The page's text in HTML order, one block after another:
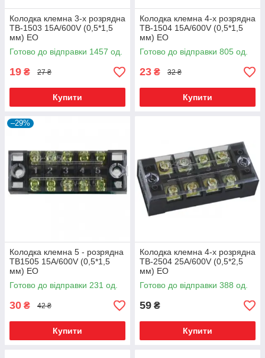
Колодка клемна 3-х розрядна
ТВ-1503 15А/600V (0,5*1,5
мм) EO
Готово до відправки 1457 од.
19 ₴ 27 ₴
Купити
Колодка клемна 4-х розрядна
ТВ-1504 15А/600V (0,5*1,5
мм) ЕО
Готово до відправки 805 од.
23 ₴ 32 ₴
Купити
–29%
Колодка клемна 5 - розрядна
ТВ1505 15А/600V (0,5*1,5
мм) ЕО
Готово до відправки 231 од.
30 ₴ 42 ₴
Купити
Колодка клемна 4-х розрядна
ТВ-2504 25А/600V (0,5*2,5
мм) ЕО
Готово до відправки 388 од.
59 ₴
Купити